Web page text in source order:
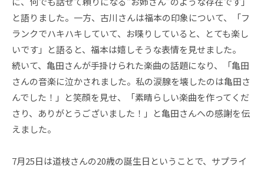
と語りました。一方、古川さんは福本の印象について、「フ
ランクでハキハキしていて、お喋りしていると、とても楽し
いです」と語ると、福本は嬉しそうな表情を見せました。
続いて、亀田さんが手掛けられた楽曲の話題になり、「亀田
さんの音楽に泣かされました。私の涙腺を壊したのは亀田さ
んでした！」と笑顔を見せ、「素晴らしい楽曲を作ってくだ
さり、ありがとうございました！」と亀田さんへの感謝を伝
えました。
7月25日は道枝さんの20歳の誕生日ということで、サプライ